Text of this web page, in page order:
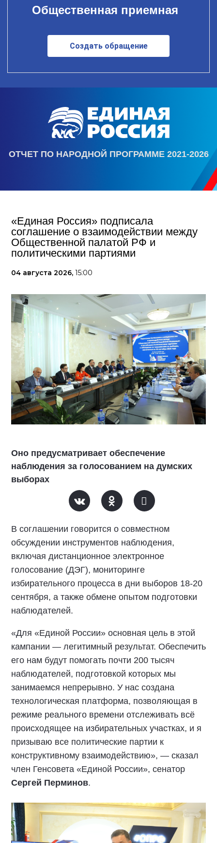
Общественная приемная
Создать обращение
ОТЧЕТ ПО НАРОДНОЙ ПРОГРАММЕ 2021-2026
«Единая Россия» подписала
соглашение о взаимодействии между
Общественной палатой РФ и
политическими партиями
04 августа 2026, 15:00
Оно предусматривает обеспечение
наблюдения за голосованием на думских
выборах
В соглашении говорится о совместном
обсуждении инструментов наблюдения,
включая дистанционное электронное
голосование (ДЭГ), мониторинге
избирательного процесса в дни выборов 18-20
сентября, а также обмене опытом подготовки
наблюдателей.
«Для «Единой России» основная цель в этой
кампании — легитимный результат. Обеспечить
его нам будут помогать почти 200 тысяч
наблюдателей, подготовкой которых мы
занимаемся непрерывно. У нас создана
технологическая платформа, позволяющая в
режиме реального времени отслеживать всё
происходящее на избирательных участках, и я
призываю все политические партии к
конструктивному взаимодействию», — сказал
член Генсовета «Единой России», сенатор
Сергей Перминов.